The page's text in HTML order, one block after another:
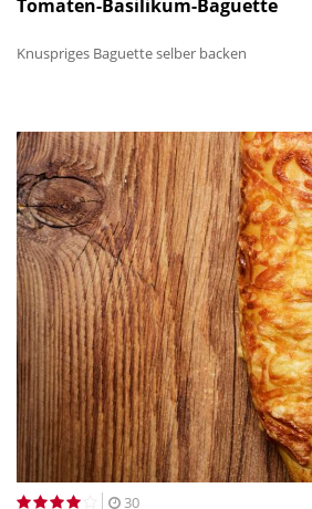
Tomaten-Basilikum-Baguette
Knuspriges Baguette selber backen
30